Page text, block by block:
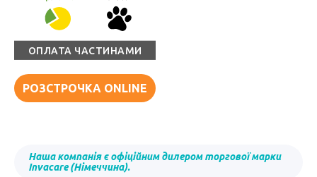
ОПЛАТА ЧАСТИНАМИ
РОЗСТРОЧКА ONLINE
Наша компанія є офіційним дилером торгової марки
Invacare (Німеччина).